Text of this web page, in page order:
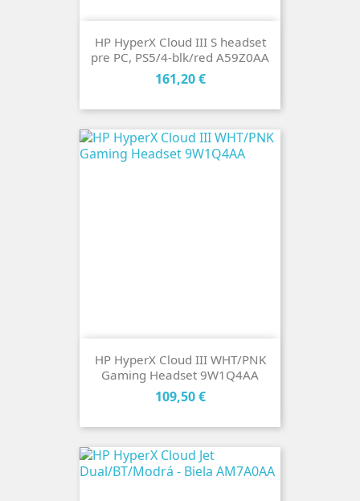
HP HyperX Cloud III S headset
pre PC, PS5/4-blk/red A59Z0AA
Cena
161,20 €
HP HyperX Cloud III WHT/PNK
Gaming Headset 9W1Q4AA
Cena
109,50 €